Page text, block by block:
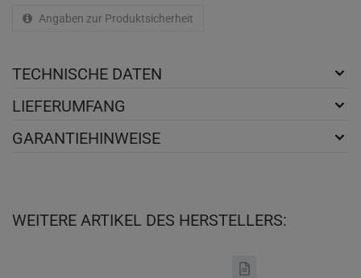
Angaben zur Produktsicherheit
TECHNISCHE DATEN
LIEFERUMFANG
GARANTIEHINWEISE
WEITERE ARTIKEL DES HERSTELLERS: